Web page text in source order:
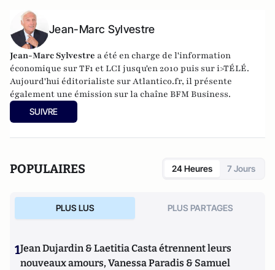
Jean-Marc Sylvestre
Jean-Marc Sylvestre a été en charge de l'information
économique sur TF1 et LCI jusqu'en 2010 puis sur i>TÉLÉ.
Aujourd'hui éditorialiste sur Atlantico.fr, il présente
également une émission sur la chaîne BFM Business.
SUIVRE
POPULAIRES 24 Heures 7 Jours
PLUS LUS PLUS PARTAGES
1Jean Dujardin & Laetitia Casta étrennent leurs
nouveaux amours, Vanessa Paradis & Samuel